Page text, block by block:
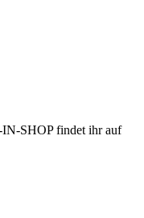
SHOP findet ihr auf